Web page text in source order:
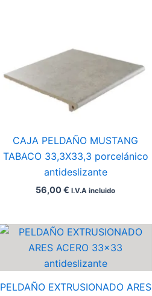
CAJA PELDAÑO MUSTANG
TABACO 33,3X33,3 porcelánico
antideslizante
56,00€ I.V.A incluido
PELDAÑO EXTRUSIONADO ARES